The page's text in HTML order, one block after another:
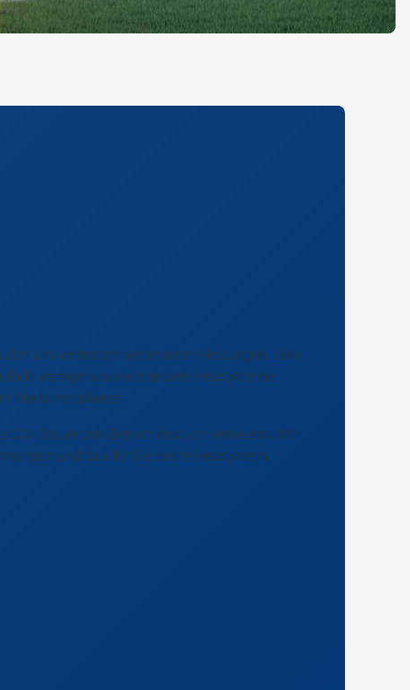
am weitesten verbreiteten Heizungen. Eine
weniger als viele andere Heizsysteme
Haus installieren.
CO 2 Steuer den Betrieb deutlich verteuern. Wir
und das für Sie beste Heizsystem.